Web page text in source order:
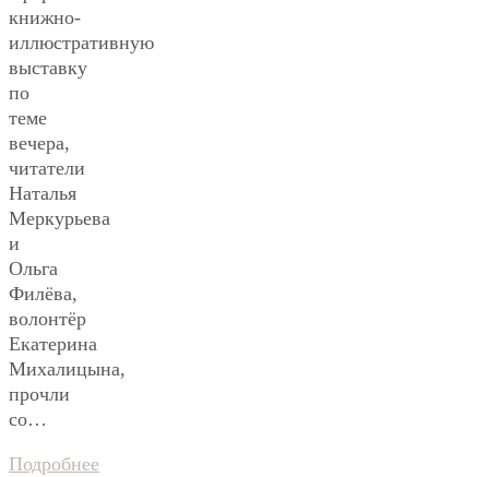
книжно-
иллюстративную
выставку
по
теме
вечера,
читатели
Наталья
Меркурьева
и
Ольга
Филёва,
волонтёр
Екатерина
Михалицына,
прочли
со…
Подробнее